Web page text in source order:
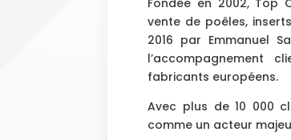
vente de poêles,
2016 par Emmanuel
l’accompagnement
fabricants européens.
Avec plus de 10 000
comme un acteur